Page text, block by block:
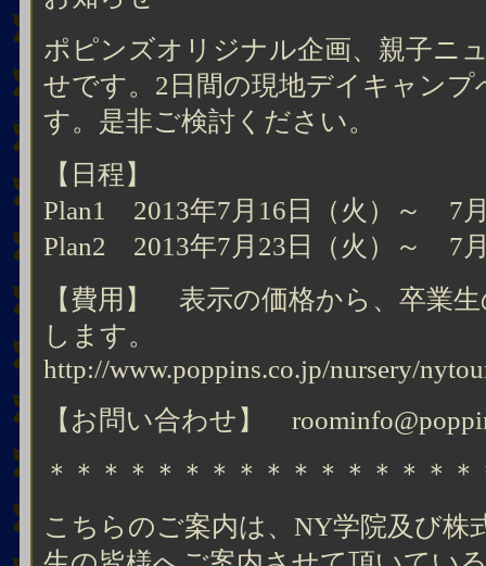
ポピンズオリジナル企画、親子ニ
せです。2日間の現地デイキャン
す。是非ご検討ください。
【日程】
Plan1 2013年7月16日（火）～ 7
Plan2 2013年7月23日（火）～ 7
【費用】 表示の価格から、卒業
します。
http://www.poppins.co.jp/nursery/
【お問い合わせ】
＊＊＊＊＊＊＊＊＊＊＊＊＊＊＊
こちらのご案内は、NY学院及び株